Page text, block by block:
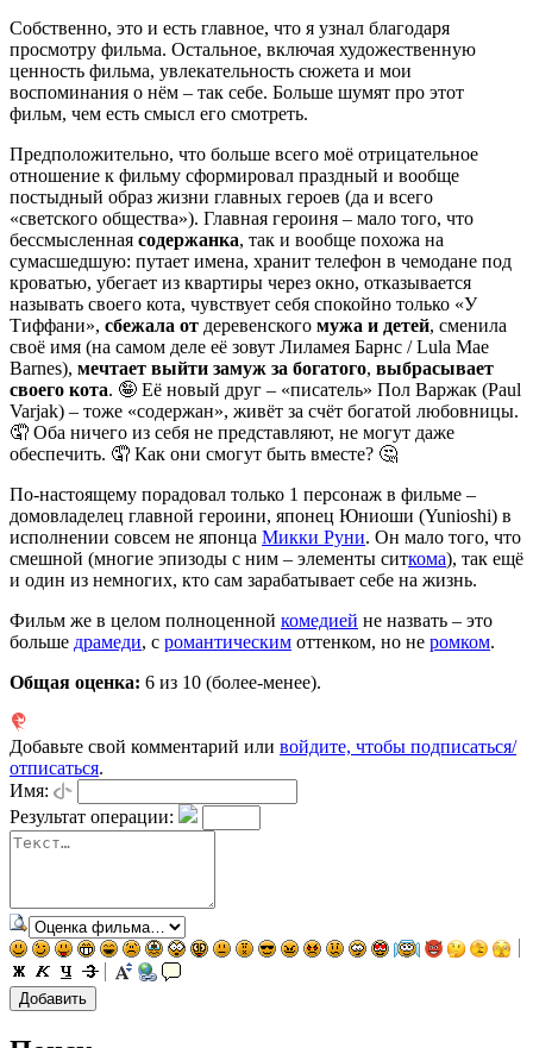
Собственно, это и есть главное, что я узнал благодаря
просмотру фильма. Остальное, включая художественную
ценность фильма, увлекательность сюжета и мои
воспоминания о нём – так себе. Больше шумят про этот
фильм, чем есть смысл его смотреть.
Предположительно, что больше всего моё отрицательное
отношение к фильму сформировал праздный и вообще
постыдный образ жизни главных героев (да и всего
«светского общества»). Главная героиня – мало того, что
бессмысленная содержанка, так и вообще похожа на
сумасшедшую: путает имена, хранит телефон в чемодане под
кроватью, убегает из квартиры через окно, отказывается
называть своего кота, чувствует себя спокойно только «У
Тиффани», сбежала от деревенского мужа и детей, сменила
своё имя (на самом деле её зовут Лиламея Барнс / Lula Mae
Barnes), мечтает выйти замуж за богатого, выбрасывает
своего кота. 🤪 Её новый друг – «писатель» Пол Варжак (Paul
Varjak) – тоже «содержан», живёт за счёт богатой любовницы.
🤦 Оба ничего из себя не представляют, не могут даже
обеспечить. 🤦 Как они смогут быть вместе? 🤔
По-настоящему порадовал только 1 персонаж в фильме –
домовладелец главной героини, японец Юниоши (Yunioshi) в
исполнении совсем не японца Микки Руни. Он мало того, что
смешной (многие эпизоды с ним – элементы ситкома), так ещё
и один из немногих, кто сам зарабатывает себе на жизнь.
Фильм же в целом полноценной комедией не назвать – это
больше драмеди, с романтическим оттенком, но не ромком.
Общая оценка: 6 из 10 (более-менее).
Добавьте свой комментарий или войдите, чтобы подписаться/
отписаться.
Имя:
Результат операции: